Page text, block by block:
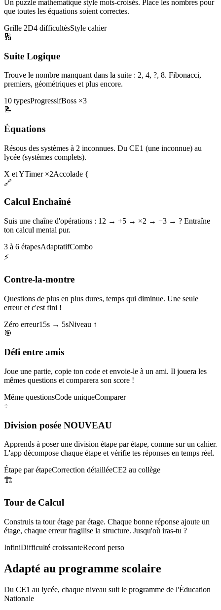
Un puzzle mathématique style mots-croisés. Place les nombres pour
que toutes les équations soient correctes.
Grille 2D4 difficultésStyle cahier
🔢
Suite Logique
Trouve le nombre manquant dans la suite : 2, 4, ?, 8. Fibonacci,
premiers, géométriques et plus encore.
10 typesProgressifBoss ×3
📝
Équations
Résous des systèmes à 2 inconnues. Du CE1 (une inconnue) au
lycée (systèmes complets).
X et YTimer ×2Accolade {
🔗
Calcul Enchaîné
Suis une chaîne d'opérations : 12 → +5 → ×2 → −3 → ? Entraîne
ton calcul mental pur.
3 à 6 étapesAdaptatifCombo
⚡
Contre-la-montre
Questions de plus en plus dures, temps qui diminue. Une seule
erreur et c'est fini !
Zéro erreur15s → 5sNiveau ↑
🎯
Défi entre amis
Joue une partie, copie ton code et envoie-le à un ami. Il jouera les
mêmes questions et comparera son score !
Même questionsCode uniqueComparer
÷
Division posée NOUVEAU
Apprends à poser une division étape par étape, comme sur un cahier.
L'app décompose chaque étape et vérifie tes réponses en temps réel.
Étape par étapeCorrection détailléeCE2 au collège
🏗️
Tour de Calcul
Construis ta tour étage par étage. Chaque bonne réponse ajoute un
étage, chaque erreur fragilise la structure. Jusqu'où iras-tu ?
InfiniDifficulté croissanteRecord perso
Adapté au programme scolaire
Du CE1 au lycée, chaque niveau suit le programme de l'Éducation
Nationale